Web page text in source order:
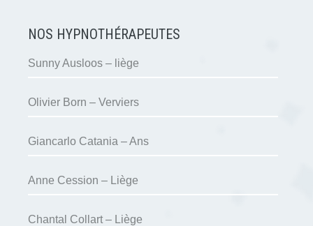
NOS HYPNOTHÉRAPEUTES
Sunny Ausloos – liège
Olivier Born – Verviers
Giancarlo Catania – Ans
Anne Cession – Liège
Chantal Collart – Liège